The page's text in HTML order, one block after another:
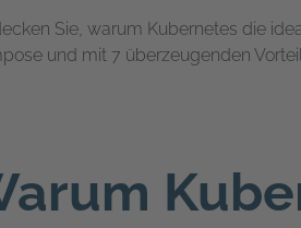
Sie, warum Kubernetes die
und mit 7 überzeugenden